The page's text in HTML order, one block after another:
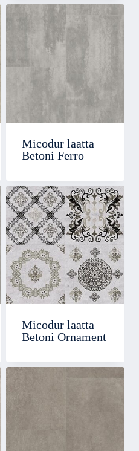
Micodur laatta
Betoni Ferro
Micodur laatta
Betoni Ornament